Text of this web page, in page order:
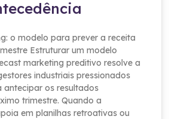
o modelo para prever a receita
Estruturar um modelo
marketing preditivo resolve a
industriais pressionados
antecipar os resultados
trimestre. Quando a
em planilhas retroativas ou